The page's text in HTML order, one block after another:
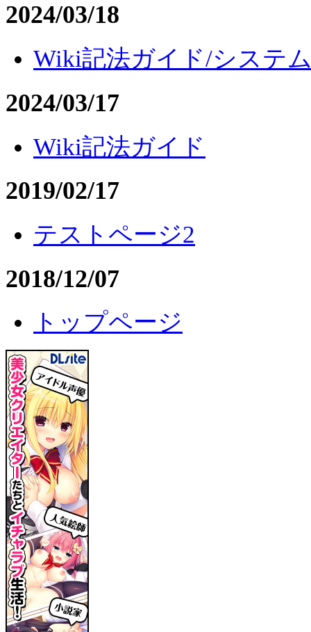
2024/03/18
Wiki記法ガイド/システ
2024/03/17
Wiki記法ガイド
2019/02/17
テストページ2
2018/12/07
トップページ